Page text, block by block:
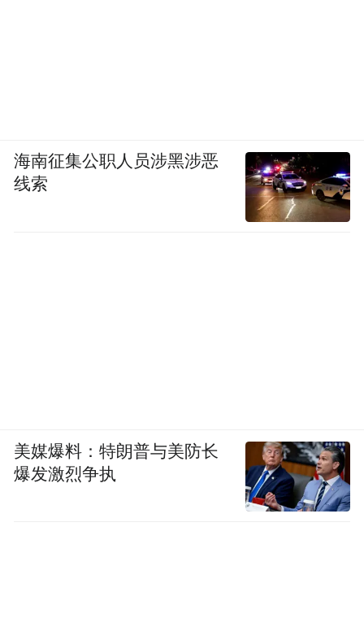
海南征集公职人员涉黑涉恶
线索
美媒爆料：特朗普与美防长
爆发激烈争执